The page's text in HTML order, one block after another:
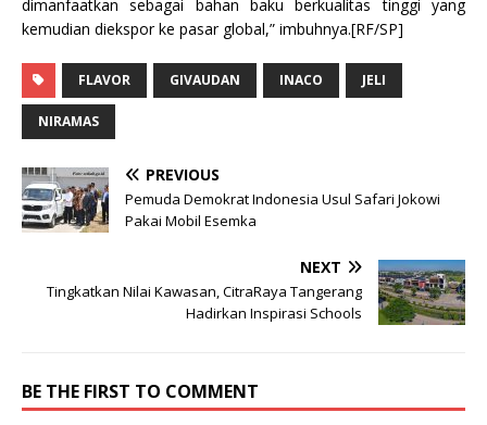
dimanfaatkan sebagai bahan baku berkualitas tinggi yang
kemudian diekspor ke pasar global,” imbuhnya.[RF/SP]
FLAVOR GIVAUDAN INACO JELI
NIRAMAS
PREVIOUS
Pemuda Demokrat Indonesia Usul Safari Jokowi
Pakai Mobil Esemka
NEXT
Tingkatkan Nilai Kawasan, CitraRaya Tangerang
Hadirkan Inspirasi Schools
BE THE FIRST TO COMMENT